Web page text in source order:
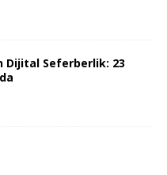
Dijital Seferberlik: 23